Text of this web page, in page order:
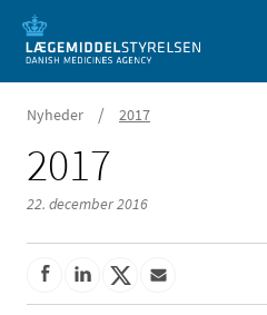
Nyheder / 2017
2017
22. december 2016